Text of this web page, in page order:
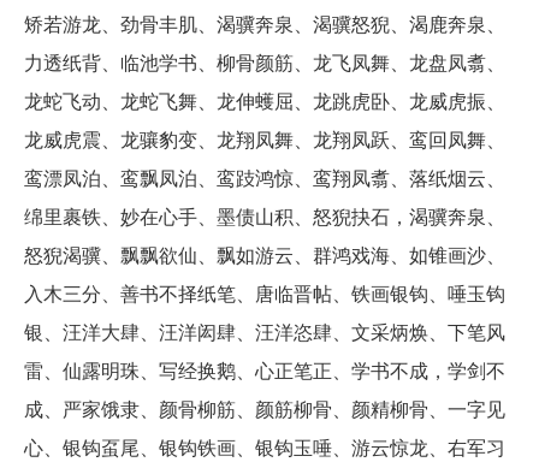
矫若游龙、劲骨丰肌、渴骥奔泉、渴骥怒猊、渴鹿奔泉、
力透纸背、临池学书、柳骨颜筋、龙飞凤舞、龙盘凤翥、
龙蛇飞动、龙蛇飞舞、龙伸蠖屈、龙跳虎卧、龙威虎振、
龙威虎震、龙骧豹变、龙翔凤舞、龙翔凤跃、鸾回凤舞、
鸾漂凤泊、鸾飘凤泊、鸾跂鸿惊、鸾翔凤翥、落纸烟云、
绵里裹铁、妙在心手、墨债山积、怒猊抉石，渴骥奔泉、
怒猊渴骥、飘飘欲仙、飘如游云、群鸿戏海、如锥画沙、
入木三分、善书不择纸笔、唐临晋帖、铁画银钩、唾玉钩
银、汪洋大肆、汪洋闳肆、汪洋恣肆、文采炳焕、下笔风
雷、仙露明珠、写经换鹅、心正笔正、学书不成，学剑不
成、严家饿隶、颜骨柳筋、颜筋柳骨、颜精柳骨、一字见
心、银钩虿尾、银钩铁画、银钩玉唾、游云惊龙、右军习